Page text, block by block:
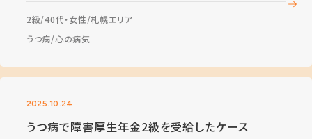
2級 40代・女性 札幌エリア
うつ病 心の病気
2025.10.24
うつ病で障害厚生年金2級を受給したケース